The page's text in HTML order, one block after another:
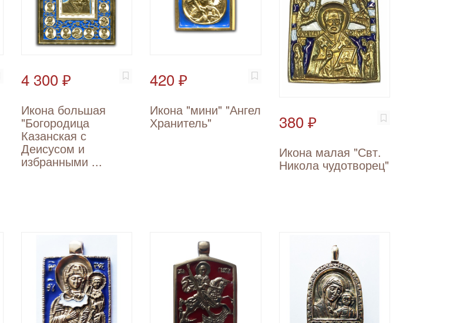
4 300 ₽
Икона большая
"Богородица
Казанская с
Деисусом и
избранными ...
420 ₽
Икона "мини" "Ангел
Хранитель" 380 ₽
Икона малая "Свт.
Никола чудотворец"